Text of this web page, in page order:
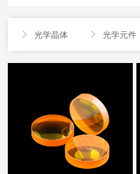
 光学晶体  光学元件